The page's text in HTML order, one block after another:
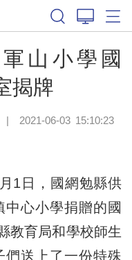
山小學國
揭牌
| 2021-06-03 15:10:23
日，國網勉縣供
中心小學捐贈的國
教育局和學校師生
們送上了一份特殊